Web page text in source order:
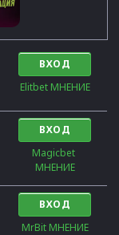
ВХОД
Elitbet МНЕНИЕ
ВХОД
Magicbet
МНЕНИЕ
ВХОД
MrBit МНЕНИЕ